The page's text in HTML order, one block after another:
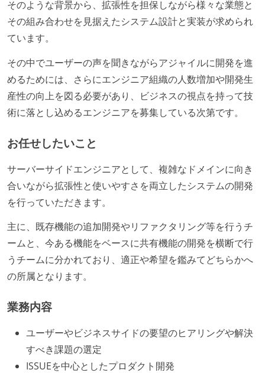
そのような背景から、拡張性を担保しながら様々な業態と
その組み合わせを見据えたシステム設計と実装が求められ
ています。
その中でユーザーの声を聞きながらアジャイルに開発を進
めるためには、さらにエンジニア組織の人数増加や開発生
産性の向上を図る必要があり、ビジネスの視点を持って技
術に落とし込めるエンジニアを募集している次第です。
お任せしたいこと
サーバーサイドエンジニアとして、複雑なドメインに向き
合いながら拡張性と使いやすさを両立したシステムの開発
を行っていただきます。
主に、既存機能の追加開発やリファクタリング等を行うチ
ームと、今ある機能をベースに共有機能の開発を横断で行
うチームに分かれており、適正や希望を鑑みてどちらかへ
の所属となります。
業務内容
ユーザーやビジネスサイドの要望のヒアリングや解決
すべき課題の選定
ISSUEを中心としたプロダクト開発